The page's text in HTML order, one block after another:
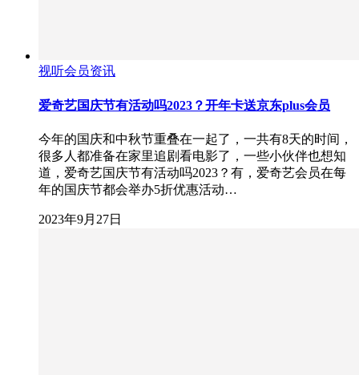
视听会员资讯
爱奇艺国庆节有活动吗2023？开年卡送京东plus会员
今年的国庆和中秋节重叠在一起了，一共有8天的时间，
很多人都准备在家里追剧看电影了，一些小伙伴也想知
道，爱奇艺国庆节有活动吗2023？有，爱奇艺会员在每
年的国庆节都会举办5折优惠活动…
2023年9月27日